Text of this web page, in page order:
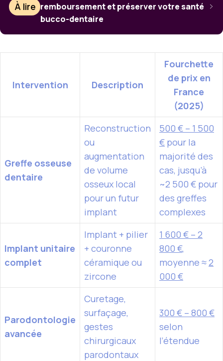
À lire remboursement et préserver votre santé
bucco-dentaire
Intervention Description
Fourchette
de prix en
France
(2025)
Greffe osseuse
dentaire
Reconstruction
ou
augmentation
de volume
osseux local
pour un futur
implant
500 € – 1 500
€ pour la
majorité des
cas, jusqu’à
~2 500 € pour
des greffes
complexes
Implant unitaire
complet
Implant + pilier
+ couronne
céramique ou
zircone
1 600 € – 2
800 €,
moyenne ≈2
000 €
Parodontologie
avancée
Curetage,
surfaçage,
gestes
chirurgicaux
parodontaux
300 € – 800 €
selon
l’étendue